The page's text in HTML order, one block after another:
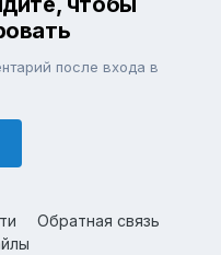
после входа в
Обратная связь